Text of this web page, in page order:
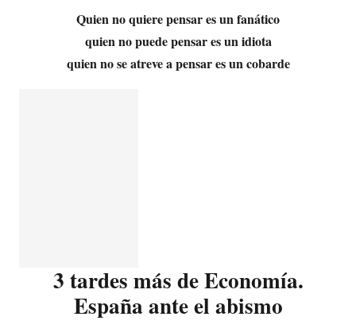
Quien no quiere pensar es un fanático
quien no puede pensar es un idiota
quien no se atreve a pensar es un cobarde
3 tardes más de Economía.
España ante el abismo